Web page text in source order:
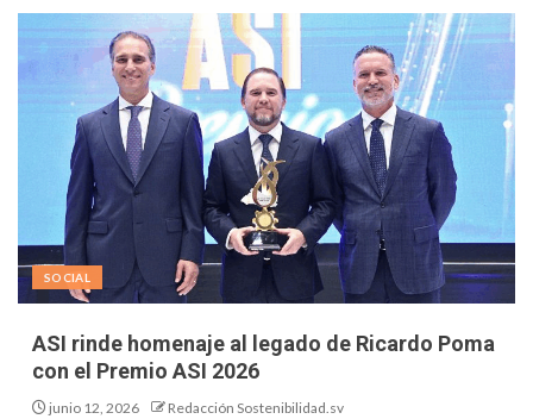
SOCIAL
ASI rinde homenaje al legado de Ricardo Poma
con el Premio ASI 2026
junio 12, 2026 Redacción Sostenibilidad.sv